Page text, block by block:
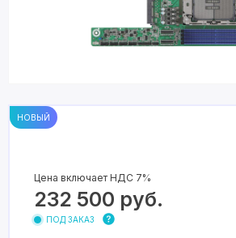
НОВЫЙ
Цена включает НДС 7%
232 500 руб.
ПОД ЗАКАЗ